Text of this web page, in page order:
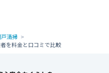
清掃
を料金と口コミで比較